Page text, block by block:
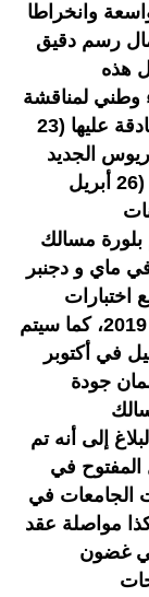
وانخراطا
رسم دقيق
هذه
وطني لمناقشة
الوثائق الخاصة بنظام البكالوريوس والمصادقة عليها (23
الجديد
على اللجنة الوطنية لتنسيق التعليم العالي (26 أبريل
)، فيما ستتم بلورة مسالك
ماي و دجنبر
اختبارات
التموقع اللغوي خلال ماي و يونيو و يوليوز 2019، كما سيتم
في أكتوبر
جودة
2020).وأشار البلاغ إلى أنه تم
المفتوح في
الجامعات في
مواصلة عقد
غضون